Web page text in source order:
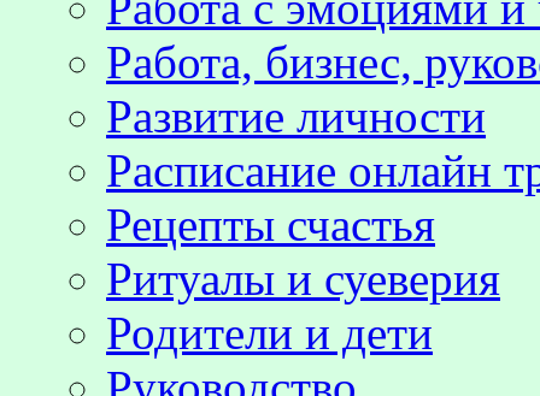
Работа, бизнес,
Развитие личности
Расписание онлайн
Рецепты счастья
Ритуалы и суеверия
Родители и дети